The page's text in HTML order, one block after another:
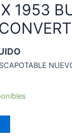
1953